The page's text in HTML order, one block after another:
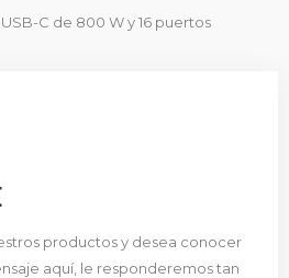
C de 800 W y 16 puertos
productos y desea conocer
aquí, le responderemos tan